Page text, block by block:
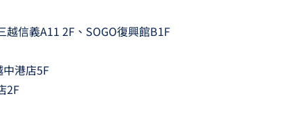
信義A11 2F、SOGO復興館B1F
港店5F
2F